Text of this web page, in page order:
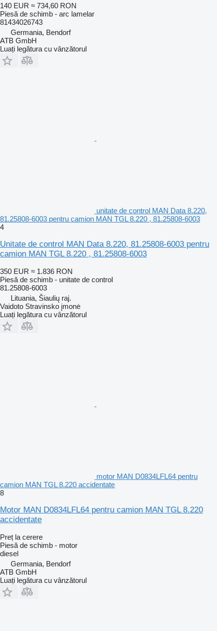
140 EUR ≈ 734,60 RON
Piesă de schimb - arc lamelar
81434026743
Germania, Bendorf
ATB GmbH
Luați legătura cu vânzătorul
unitate de control MAN Data 8.220,
81.25808-6003 pentru camion MAN TGL 8.220 , 81.25808-6003
4
Unitate de control MAN Data 8.220, 81.25808-6003 pentru
camion MAN TGL 8.220 , 81.25808-6003
350 EUR ≈ 1.836 RON
Piesă de schimb - unitate de control
81.25808-6003
Lituania, Šiaulių raj.
Vaidoto Stravinsko įmonė
Luați legătura cu vânzătorul
motor MAN D0834LFL64 pentru
camion MAN TGL 8.220 accidentate
8
Motor MAN D0834LFL64 pentru camion MAN TGL 8.220
accidentate
Preț la cerere
Piesă de schimb - motor
diesel
Germania, Bendorf
ATB GmbH
Luați legătura cu vânzătorul